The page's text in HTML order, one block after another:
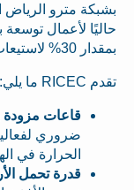
حاليًا لأعمال
بمقدار 30% لاستيعاب الفائض المتوقع في عام 2025.
تقدم RICEC ما يلي:
قاعات مزودة
ضروري
الحرارة في الهواء
قدرة تحمل